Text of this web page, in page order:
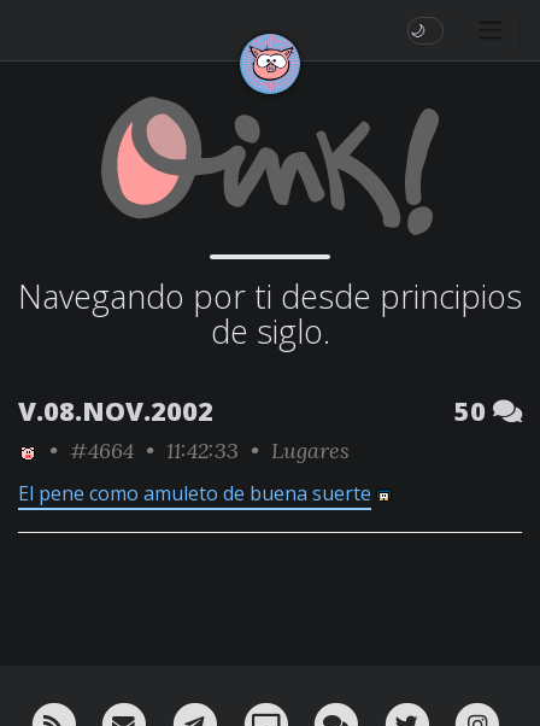
🌙
Navegando por ti desde principios
de siglo.
V.08.NOV.2002 50
• #4664 • 11:42:33 • Lugares
El pene como amuleto de buena suerte
RSS ¡Mándame un email!¡Nuestro canal en Telegram!
Oink! TV Charla con nosotros
Twitter